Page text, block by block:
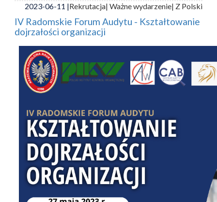
2023-06-11 |Rekrutacja| Ważne wydarzenie| Z Polski
IV Radomskie Forum Audytu - Kształtowanie
dojrzałości organizacji